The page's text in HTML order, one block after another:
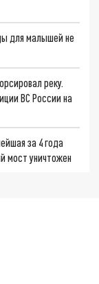
для малышей не
реку.
ВС России на
за 4 года
мост уничтожен